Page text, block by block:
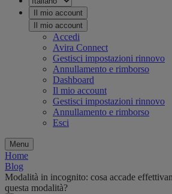
Il mio account
Il mio account
Accedi
Avira Connect
Gestisci impostazioni rinnovo
Annullamento e rimborso
Dashboard
Il mio account
Gestisci impostazioni rinnovo
Annullamento e rimborso
Esci
Menu
Home
Blog
Modalità in incognito: cosa accade
questa modalità?